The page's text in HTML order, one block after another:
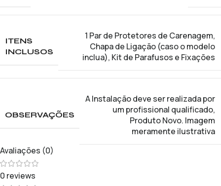
ITENS
INCLUSOS
1 Par de Protetores de Carenagem,
Chapa de Ligação (caso o modelo
inclua), Kit de Parafusos e Fixações
OBSERVAÇÕES
A Instalação deve ser realizada por
um profissional qualificado,
Produto Novo. Imagem
meramente ilustrativa
Avaliações (0)
0 reviews